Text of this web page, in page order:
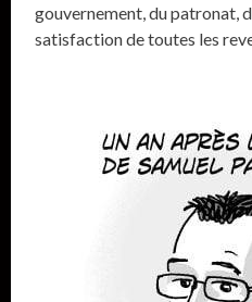
gouvernement, du patronat,
satisfaction de toutes les